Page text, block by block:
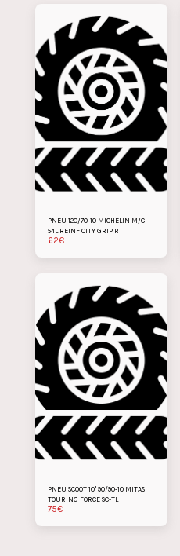
PNEU 120/70-10 MICHELIN M/C
54L REINF CITY GRIP R
62€
PNEU SCOOT 10" 90/90-10 MITAS
TOURING FORCE SC-TL
75€